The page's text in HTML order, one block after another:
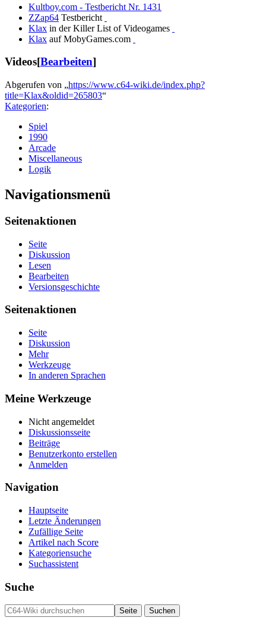
Kultboy.com - Testbericht Nr. 1431
ZZap64 Testbericht
Klax in der Killer List of Videogames
Klax auf MobyGames.com
Videos[Bearbeiten]
Abgerufen von „https://www.c64-wiki.de/index.php?
title=Klax&oldid=265803“
Kategorien:
Spiel
1990
Arcade
Miscellaneous
Logik
Navigationsmenü
Seitenaktionen
Seite
Diskussion
Lesen
Bearbeiten
Versionsgeschichte
Seitenaktionen
Seite
Diskussion
Mehr
Werkzeuge
In anderen Sprachen
Meine Werkzeuge
Nicht angemeldet
Diskussionsseite
Beiträge
Benutzerkonto erstellen
Anmelden
Navigation
Hauptseite
Letzte Änderungen
Zufällige Seite
Artikel nach Score
Kategoriensuche
Suchassistent
Suche